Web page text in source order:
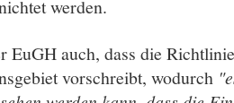
werden.
EuGH auch, dass die
vorschreibt, wodurch